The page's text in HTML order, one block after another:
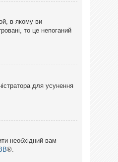
в якому ви
то це непоганий
для усунення
необхідний вам
®.